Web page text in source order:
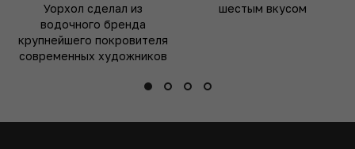
Уорхол сделал из
водочного бренда
крупнейшего покровителя
современных художников
шестым вкусом